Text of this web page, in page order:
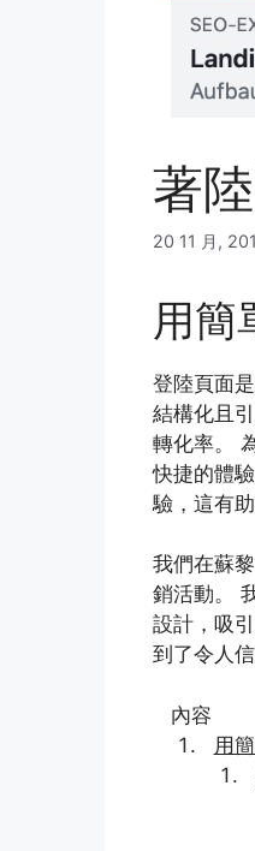
著
20 11 月,
用簡
登陸頁面
結構化且
轉化率。
快捷的體
驗，這有
我們在蘇
銷活動。
設計，吸
到了令人信
內容
用